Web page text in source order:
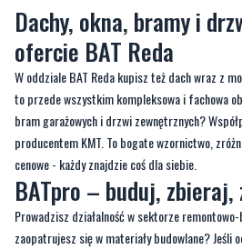
Dachy, okna, bramy i
ofercie BAT Reda
W oddziale BAT Reda kupisz też dach wraz z
to przede wszystkim kompleksowa i fachowa
bram garażowych i drzwi zewnętrznych?
producentem KMT. To bogate wzornictwo,
cenowe - każdy znajdzie coś dla siebie.
BATpro – buduj, zbieraj,
Prowadzisz działalność w sektorze
zaopatrujesz się w materiały budowlane?